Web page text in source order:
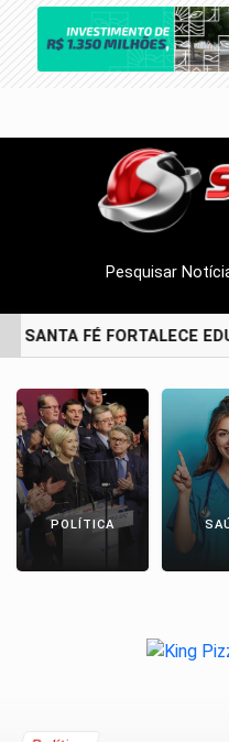
Pesquisar Notícia
SANTA FÉ FORTALECE
POLÍTICA